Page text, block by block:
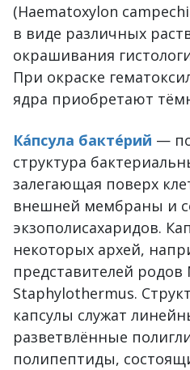
(Haematoxylon
в виде различных
окрашивания
При окраске
ядра приобретают
Ка́псула бакте́рий —
структура
залегающая поверх
внешней мембраны и
экзополисахаридов.
некоторых архей,
представителей
Staphylothermus.
капсулы служат
разветвлённые
полипептиды,